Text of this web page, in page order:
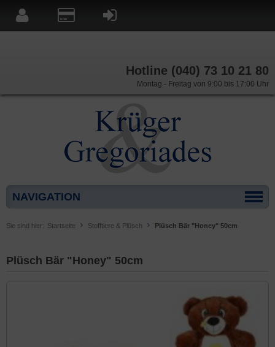
Hotline (040) 73 10 21 80
Montag - Freitag von 9:00 bis 17:00 Uhr
NAVIGATION
Sie sind hier: Startseite Stofftiere & Plüsch Plüsch Bär "Honey" 50cm
Plüsch Bär "Honey" 50cm